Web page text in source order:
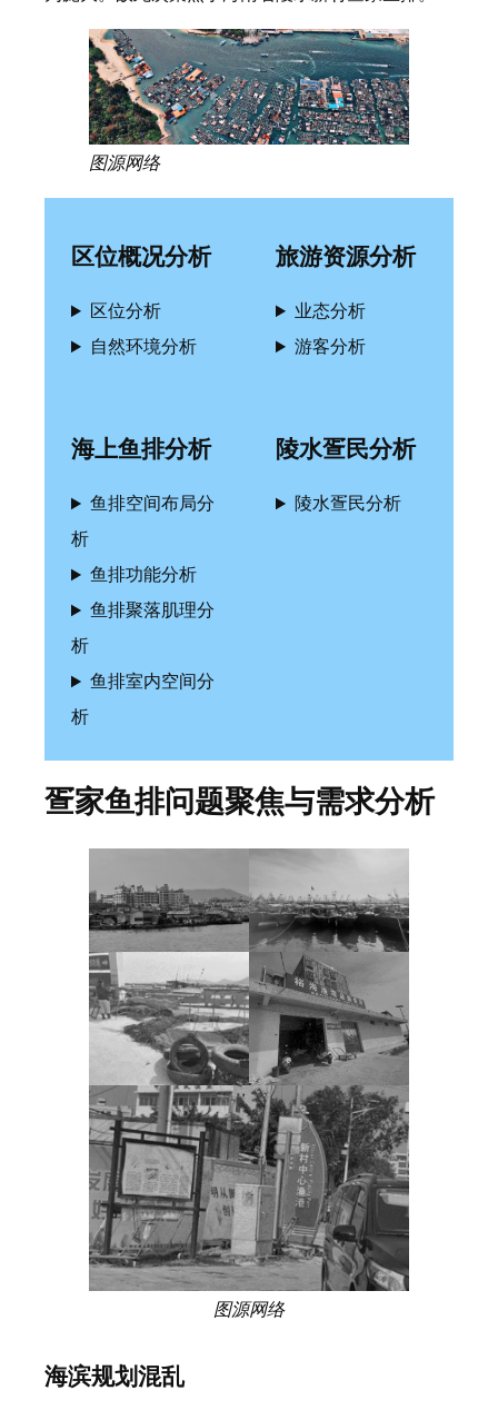
图源网络
区位概况分析
区位分析
自然环境分析
旅游资源分析
业态分析
游客分析
海上鱼排分析
鱼排空间布局分
析
鱼排功能分析
鱼排聚落肌理分
析
鱼排室内空间分
析
陵水疍民分析
陵水疍民分析
疍家鱼排问题聚焦与需求分析
图源网络
海滨规划混乱